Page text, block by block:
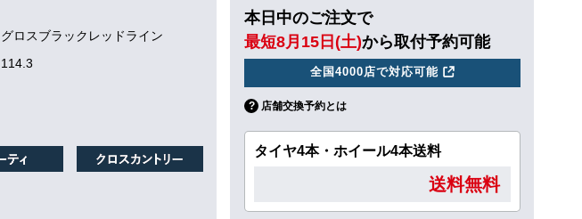
グロスブラックレッドライン
114.3
本日中のご注文で
最短8月15日(土)から取付予約可能
全国4000店で対応可能
店舗交換予約とは
タイヤ4本・ホイール4本送料
送料無料